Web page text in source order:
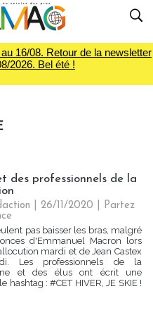
16/08. Retour de la newsletter
2026. Bel été !
des professionnels de la
| 26/11/2020
Partez
pas baisser les bras, malgré
d'Emmanuel Macron lors
mardi et de Jean Castex
Les professionnels de la
et des élus ont écrit une
: #CET HIVER, JE SKIE !